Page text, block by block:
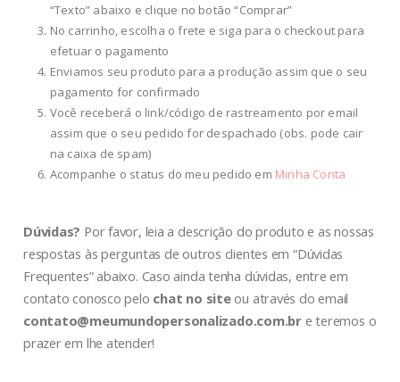
“Texto” abaixo e clique no botão “Comprar”
No carrinho, escolha o frete e siga para o checkout para
efetuar o pagamento
Enviamos seu produto para a produção assim que o seu
pagamento for confirmado
Você receberá o link/código de rastreamento por email
assim que o seu pedido for despachado (obs. pode cair
na caixa de spam)
Acompanhe o status do meu pedido em Minha Conta
Dúvidas? Por favor, leia a descrição do produto e as nossas
respostas às perguntas de outros clientes em “Dúvidas
Frequentes” abaixo. Caso ainda tenha dúvidas, entre em
contato conosco pelo chat no siteou através do email
contato@meumundopersonalizado.com.bre teremos o
prazer em lhe atender!